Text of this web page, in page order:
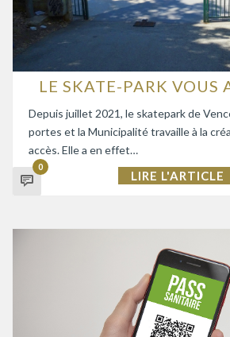
LE SKATE-PARK VOUS
Depuis juillet 2021, le skatepark de
portes et la Municipalité travaille à la
accès. Elle a en effet…
0
LIRE L'ARTICLE